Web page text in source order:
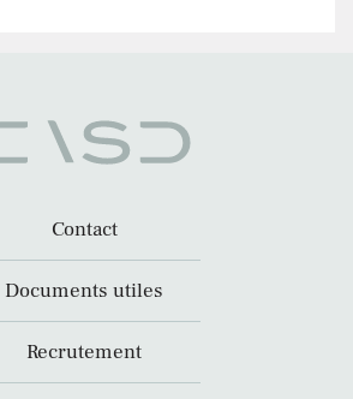
Contact
Documents utiles
Recrutement